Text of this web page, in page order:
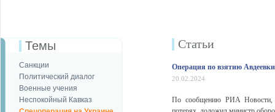
Темы
Санкции
Политический диалог
Военные учения
Неспокойный Кавказ
Статьи
Операция по взятию
20.02.2024
По сообщению РИА Новости,